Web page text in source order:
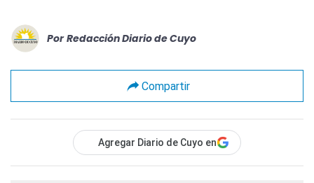
Por Redacción Diario de Cuyo
Compartir
Agregar Diario de Cuyo en